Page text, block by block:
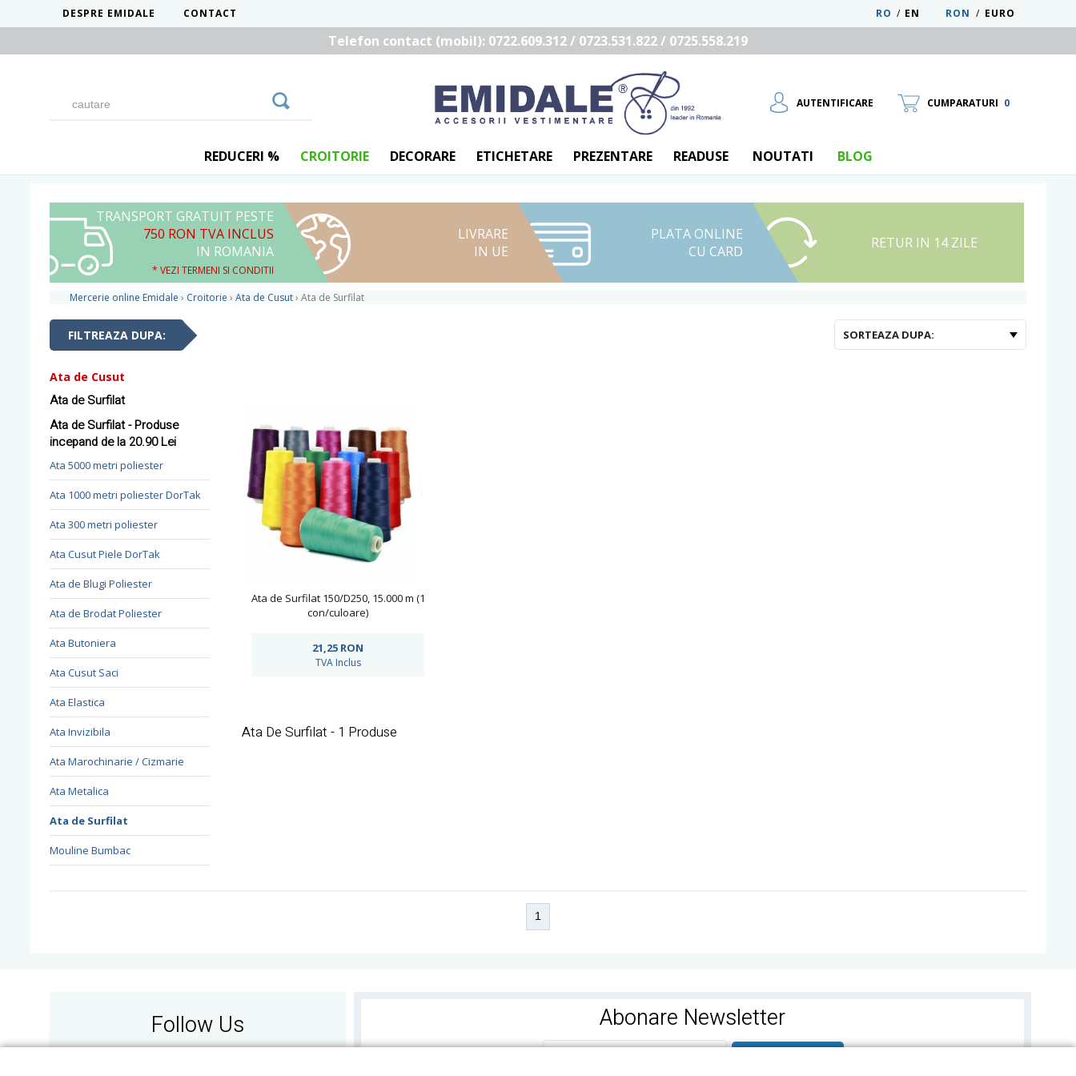
DESPRE EMIDALE CONTACT RON / EURO
EN
/
RO
Telefon contact (mobil): 0722.609.312 / 0723.531.822 / 0725.558.219
AUTENTIFICARE
UTILIZATOR NOU
RECUPEREAZA PAROLA
CUMPARATURI 0
REDUCERI % CROITORIE DECORARE ETICHETARE PREZENTARE READUSE NOUTATI BLOG
TRANSPORT GRATUIT PESTE
750 RON TVA INCLUS
IN ROMANIA
* VEZI TERMENI SI CONDITII
LIVRARE
IN UE
PLATA ONLINE
CU CARD
RETUR IN 14 ZILE
Mercerie online Emidale › Croitorie › Ata de Cusut› Ata de Surfilat
FILTREAZA DUPA: SORTEAZA DUPA:
Ata de Cusut
Ata de Surfilat
Ata de Surfilat - Produse
incepand de la 20.90 Lei
Ata 5000 metri poliester
Ata 1000 metri poliester DorTak
Ata 300 metri poliester
Ata Cusut Piele DorTak
Ata de Blugi Poliester
Ata de Brodat Poliester
Ata Butoniera
Ata Cusut Saci
Ata Elastica
Ata Invizibila
Ata Marochinarie / Cizmarie
Ata Metalica
Ata de Surfilat
Mouline Bumbac
Ata de Surfilat 150/D250, 15.000 m (1
con/culoare)
21,25 RON
TVA Inclus
Ata De Surfilat - 1 Produse
1
Follow Us Abonare Newsletter